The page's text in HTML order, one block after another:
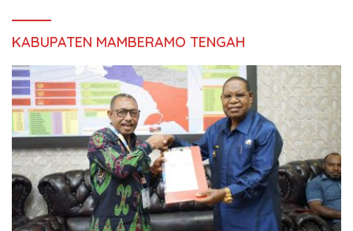
KABUPATEN MAMBERAMO TENGAH